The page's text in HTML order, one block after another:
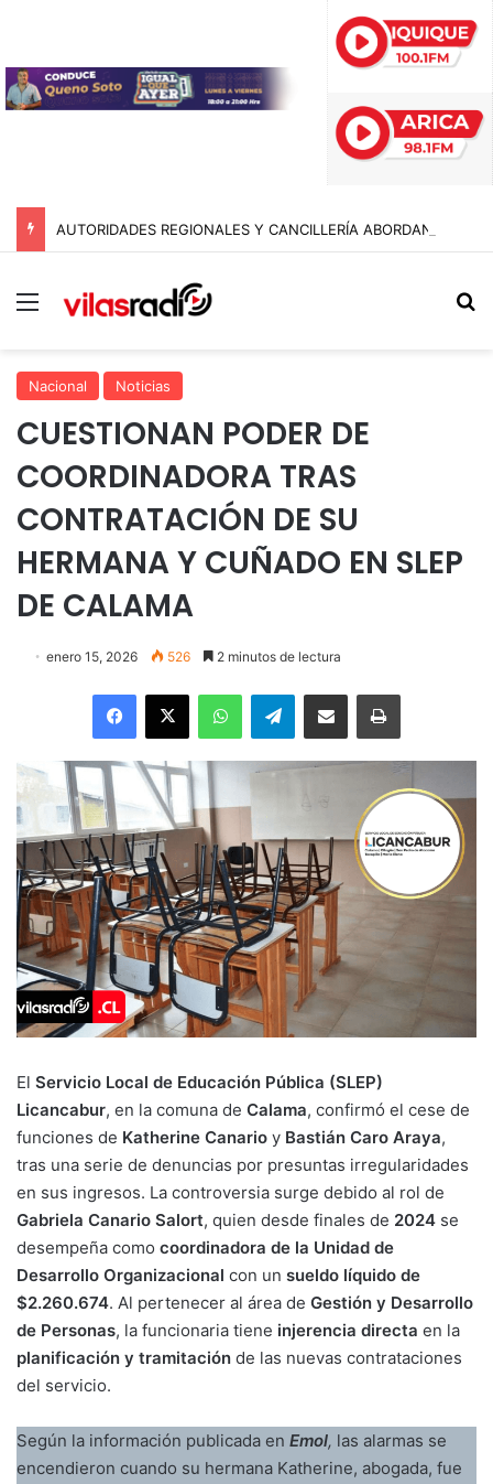
Menú
Nacional Noticias
CUESTIONAN PODER DE
COORDINADORA TRAS
CONTRATACIÓN DE SU
HERMANA Y CUÑADO EN SLEP
DE CALAMA
enero 15, 2026 526 2 minutos de lectura
Facebook
X WhatsAppTelegramEnviar vía email Imprimir
El Servicio Local de Educación Pública (SLEP)
Licancabur, en la comuna de Calama, confirmó el cese de
funciones de Katherine Canario y Bastián Caro Araya,
tras una serie de denuncias por presuntas irregularidades
en sus ingresos. La controversia surge debido al rol de
Gabriela Canario Salort, quien desde finales de 2024 se
desempeña como coordinadora de la Unidad de
Desarrollo Organizacional con un sueldo líquido de
$2.260.674. Al pertenecer al área de Gestión y Desarrollo
de Personas, la funcionaria tiene injerencia directa en la
planificación y tramitación de las nuevas contrataciones
del servicio.
Según la información publicada en Emol, las alarmas se
encendieron cuando su hermana Katherine, abogada, fue